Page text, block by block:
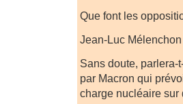
Que font les
Jean-Luc
Sans doute,
par Macron qui
charge nucléaire